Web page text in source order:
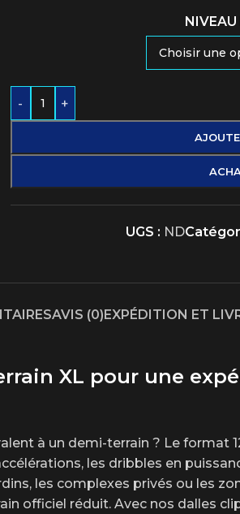
NIVEAU
- +
UGS : ND
AVIS (0)EXPÉDITION ET
XL pour une
à un demi-terrain ? Le format
les dribbles en
les complexes privés ou les
officiel réduit. Avec nos dalles